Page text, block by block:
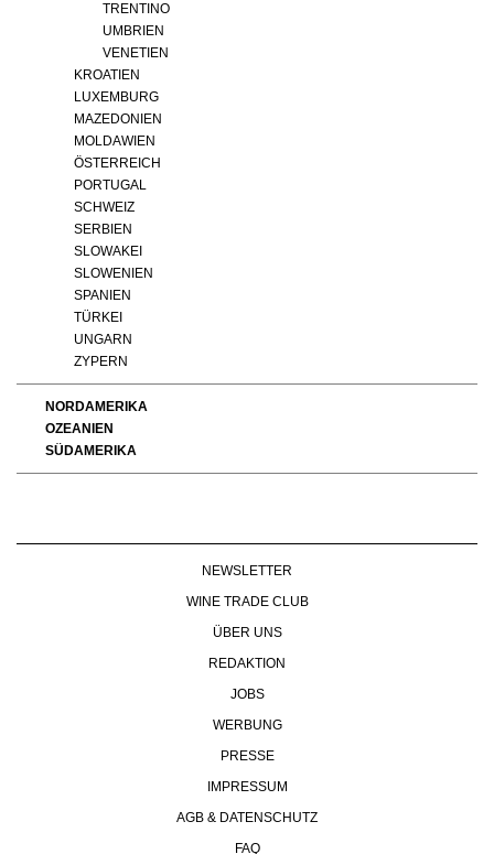
TRENTINO
UMBRIEN
VENETIEN
KROATIEN
LUXEMBURG
MAZEDONIEN
MOLDAWIEN
ÖSTERREICH
PORTUGAL
SCHWEIZ
SERBIEN
SLOWAKEI
SLOWENIEN
SPANIEN
TÜRKEI
UNGARN
ZYPERN
NORDAMERIKA
OZEANIEN
SÜDAMERIKA
NEWSLETTER
WINE TRADE CLUB
ÜBER UNS
REDAKTION
JOBS
WERBUNG
PRESSE
IMPRESSUM
AGB & DATENSCHUTZ
FAQ